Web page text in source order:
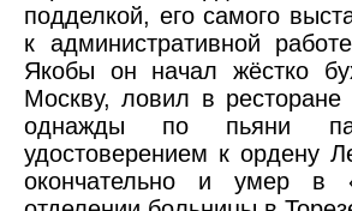
подделкой, его самого
к административной
Якобы он начал жёстко
Москву, ловил в
однажды по пьяни
удостоверением к ордену
окончательно и умер в